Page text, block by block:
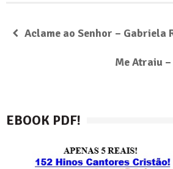
Aclame ao Senhor – Gabriela
Me Atraiu
EBOOK PDF!